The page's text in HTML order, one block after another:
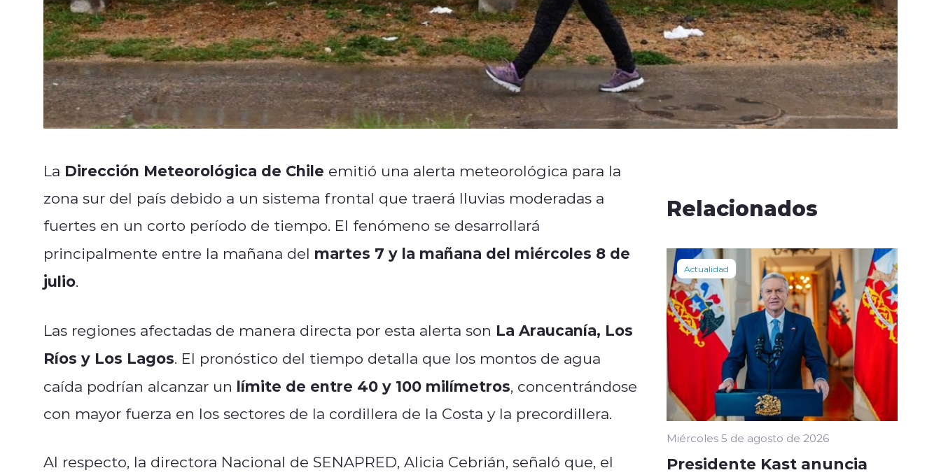
La Dirección Meteorológica de Chile emitió una alerta meteorológica para la
zona sur del país debido a un sistema frontal que traerá lluvias moderadas a
fuertes en un corto período de tiempo. El fenómeno se desarrollará
principalmente entre la mañana del martes 7 y la mañana del miércoles 8 de
julio.
Las regiones afectadas de manera directa por esta alerta son La Araucanía, Los
Ríos y Los Lagos. El pronóstico del tiempo detalla que los montos de agua
caída podrían alcanzar un límite de entre 40 y 100 milímetros, concentrándose
con mayor fuerza en los sectores de la cordillera de la Costa y la precordillera.
Al respecto, la directora Nacional de SENAPRED, Alicia Cebrián, señaló que, el
Relacionados
Actualidad
Miércoles 5 de agosto de 2026
Presidente Kast anuncia